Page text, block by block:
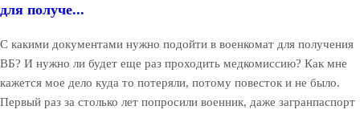
для получе...
С какими документами нужно подойти в военкомат для получения
ВБ? И нужно ли будет еще раз проходить медкомиссию? Как мне
кажется мое дело куда то потеряли, потому повесток и не было.
Первый раз за столько лет попросили военник, даже загранпаспорт